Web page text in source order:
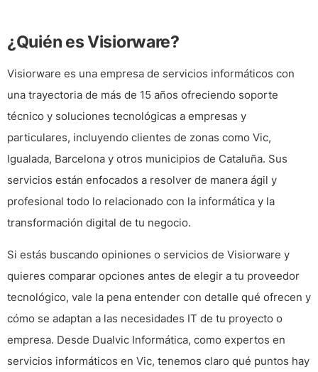
¿Quién esVisiorware?
Visiorware es una empresa de servicios informáticos con
una trayectoria de más de 15 años ofreciendo soporte
técnico y soluciones tecnológicas a empresas y
particulares, incluyendo clientes de zonas como Vic,
Igualada, Barcelona y otros municipios de Cataluña. Sus
servicios están enfocados a resolver de manera ágil y
profesional todo lo relacionado con la informática y la
transformación digital de tu negocio.
Si estás buscando opiniones o servicios de Visiorware y
quieres comparar opciones antes de elegir a tu proveedor
tecnológico, vale la pena entender con detalle qué ofrecen y
cómo se adaptan a las necesidades IT de tu proyecto o
empresa. Desde Dualvic Informática, como expertos en
servicios informáticos en Vic, tenemos claro qué puntos hay